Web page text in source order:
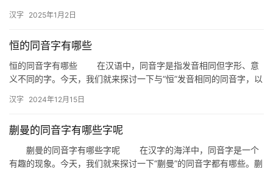
字组合…
汉字 2025年1月2日
恒的同音字有哪些
恒的同音字有哪些 在汉语中，同音字是指发音相同但字形、意
义不同的字。今天，我们就来探讨一下与“恒”发音相同的同音字，以
汉字 2024年12月15日
蒯曼的同音字有哪些字呢
蒯曼的同音字有哪些字呢 在汉字的海洋中，同音字是一个
有趣的现象。今天，我们就来探讨一下“蒯曼”的同音字都有哪些。蒯